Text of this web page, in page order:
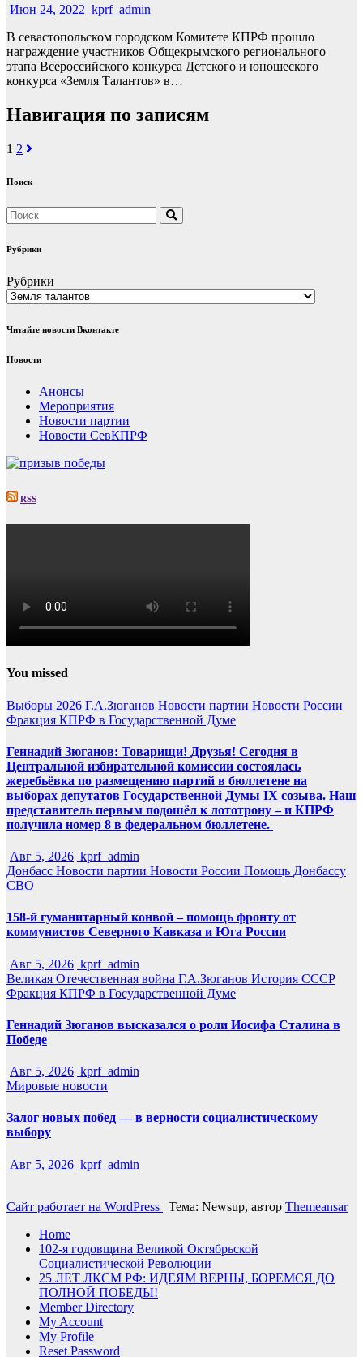
Июн 24, 2022 kprf_admin
В севастопольском городском Комитете КПРФ прошло
награждение участников Общекрымского регионального
этапа Всероссийского конкурса Детского и юношеского
конкурса «Земля Талантов» в…
Навигация по записям
1 2
Поиск
Рубрики
Рубрики
Читайте новости Вконтакте
Новости
Анонсы
Мероприятия
Новости партии
Новости СевКПРФ
RSS
You missed
Выборы 2026 Г.А.Зюганов Новости партии Новости России
Фракция КПРФ в Государственной Думе
Геннадий Зюганов: Товарищи! Друзья! Сегодня в
Центральной избирательной комиссии состоялась
жеребьёвка по размещению партий в бюллетене на
выборах депутатов Государственной Думы IX созыва. Наш
представитель первым подошёл к лототрону – и КПРФ
получила номер 8 в федеральном бюллетене.
Авг 5, 2026 kprf_admin
Донбасс Новости партии Новости России Помощь Донбассу
СВО
158-й гуманитарный конвой – помощь фронту от
коммунистов Северного Кавказа и Юга России
Авг 5, 2026 kprf_admin
Великая Отечественная война Г.А.Зюганов История СССР
Фракция КПРФ в Государственной Думе
Геннадий Зюганов высказался о роли Иосифа Сталина в
Победе
Авг 5, 2026 kprf_admin
Мировые новости
Залог новых побед — в верности социалистическому
выбору
Авг 5, 2026 kprf_admin
Сайт работает на WordPress | Тема: Newsup, автор Themeansar
Home
102-я годовщина Великой Октябрьской
Социалистической Революции
25 ЛЕТ ЛКСМ РФ: ИДЕЯМ ВЕРНЫ, БОРЕМСЯ ДО
ПОЛНОЙ ПОБЕДЫ!
Member Directory
My Account
My Profile
Reset Password